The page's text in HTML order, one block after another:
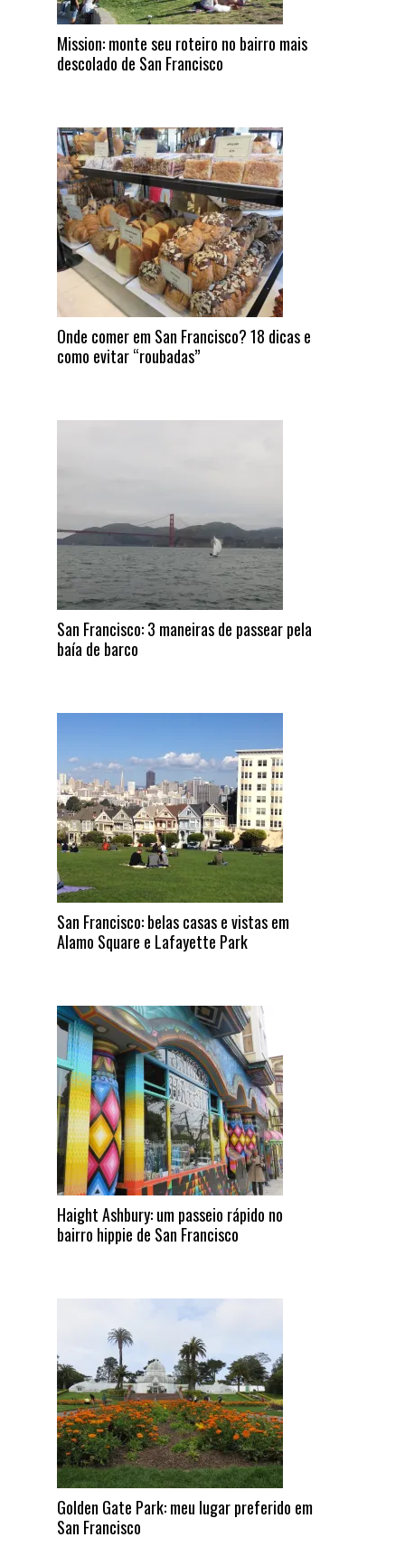
Mission: monte seu roteiro no bairro mais
descolado de San Francisco
Onde comer em San Francisco? 18 dicas e
como evitar “roubadas”
San Francisco: 3 maneiras de passear pela
baía de barco
San Francisco: belas casas e vistas em
Alamo Square e Lafayette Park
Haight Ashbury: um passeio rápido no
bairro hippie de San Francisco
Golden Gate Park: meu lugar preferido em
San Francisco